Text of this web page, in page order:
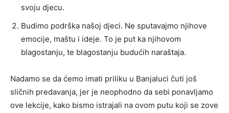
svoju djecu.
Budimo podrška našoj djeci. Ne sputavajmo njihove
emocije, maštu i ideje. To je put ka njihovom
blagostanju, te blagostanju budućih naraštaja.
Nadamo se da ćemo imati priliku u Banjaluci čuti još
sličnih predavanja, jer je neophodno da sebi ponavljamo
ove lekcije, kako bismo istrajali na ovom putu koji se zove